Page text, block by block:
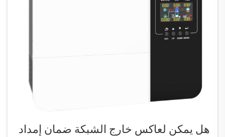
هل يمكن لعاكس خارج الشبكة ضمان إمداد